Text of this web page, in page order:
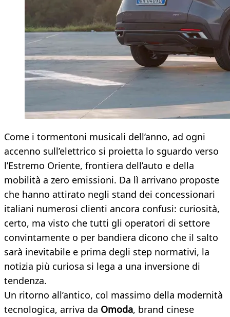
Come i tormentoni musicali dell’anno, ad ogni
accenno sull’elettrico si proietta lo sguardo verso
l’Estremo Oriente, frontiera dell’auto e della
mobilità a zero emissioni. Da lì arrivano proposte
che hanno attirato negli stand dei concessionari
italiani numerosi clienti ancora confusi: curiosità,
certo, ma visto che tutti gli operatori di settore
convintamente o per bandiera dicono che il salto
sarà inevitabile e prima degli step normativi, la
notizia più curiosa si lega a una inversione di
tendenza.
Un ritorno all’antico, col massimo della modernità
tecnologica, arriva da Omoda, brand cinese